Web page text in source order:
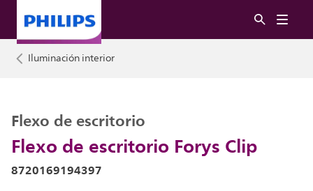
Iluminación interior
Flexo de escritorio Forys Clip
Flexo de escritorio
8720169194397